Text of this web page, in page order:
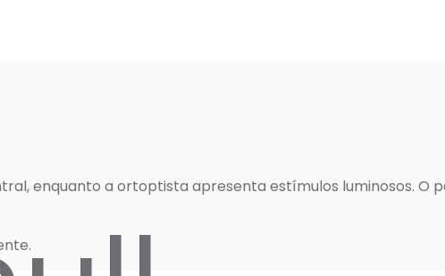
enquanto a ortoptista apresenta estímulos luminosos. O